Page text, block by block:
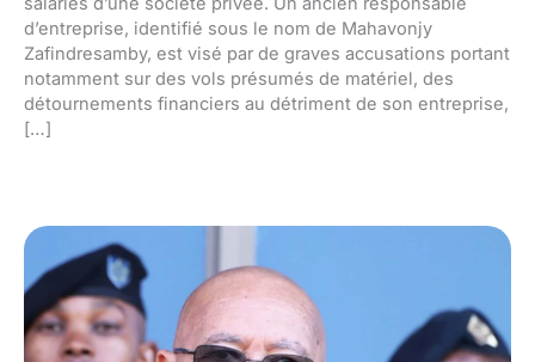
d’entreprise, identifié sous le nom de Mahavonjy
Zafindresamby, est visé par de graves accusations portant
notamment sur des vols présumés de matériel, des
détournements financiers au détriment de son entreprise,
[…]